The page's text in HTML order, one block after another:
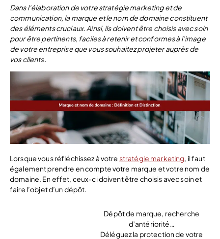
Dans l’élaboration de votre stratégie marketing et de
communication, la marque et le nom de domaine constituent
des éléments cruciaux. Ainsi, ils doivent être choisis avec soin
pour être pertinents, faciles à retenir et conformes à l’image
de votre entreprise que vous souhaitez projeter auprès de
vos clients.
Lorsque vous réfléchissez à votre stratégie marketing, il faut
également prendre en compte votre marque et votre nom de
domaine. En effet, ceux-ci doivent être choisis avec soin et
faire l’objet d’un dépôt.
Dépôt de marque, recherche
d’antériorité…
Déléguez la protection de votre